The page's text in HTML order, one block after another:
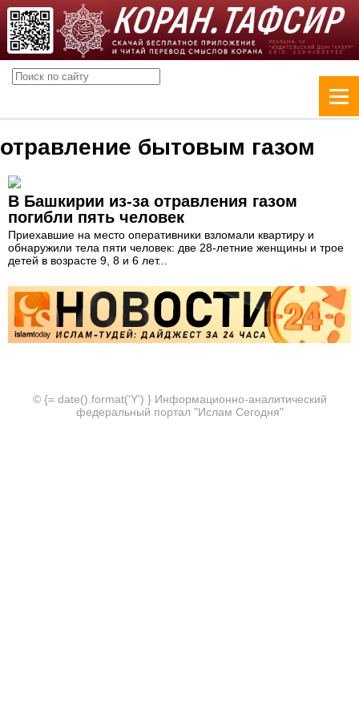
отравление бытовым газом
В Башкирии из-за отравления газом
погибли пять человек
Приехавшие на место оперативники взломали квартиру и
обнаружили тела пяти человек: две 28-летние женщины и трое
детей в возрасте 9, 8 и 6 лет...
© {= date().format('Y') } Информационно-аналитический
федеральный портал "Ислам Сегодня"